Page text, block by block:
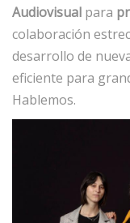
Audiovisual para
colaboración
desarrollo de
eficiente para
Hablemos.